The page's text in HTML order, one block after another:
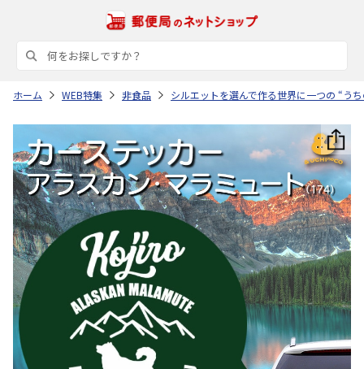
ホーム WEB特集 非食品 シルエットを選んで作る世界に一つの “う